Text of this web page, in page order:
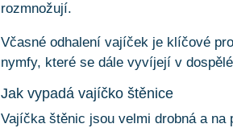
rozmnožují.
Včasné odhalení vajíček je klíčové
nymfy, které se dále vyvíjejí v
Jak vypadá vajíčko štěnice
Vajíčka štěnic jsou velmi drobná a na